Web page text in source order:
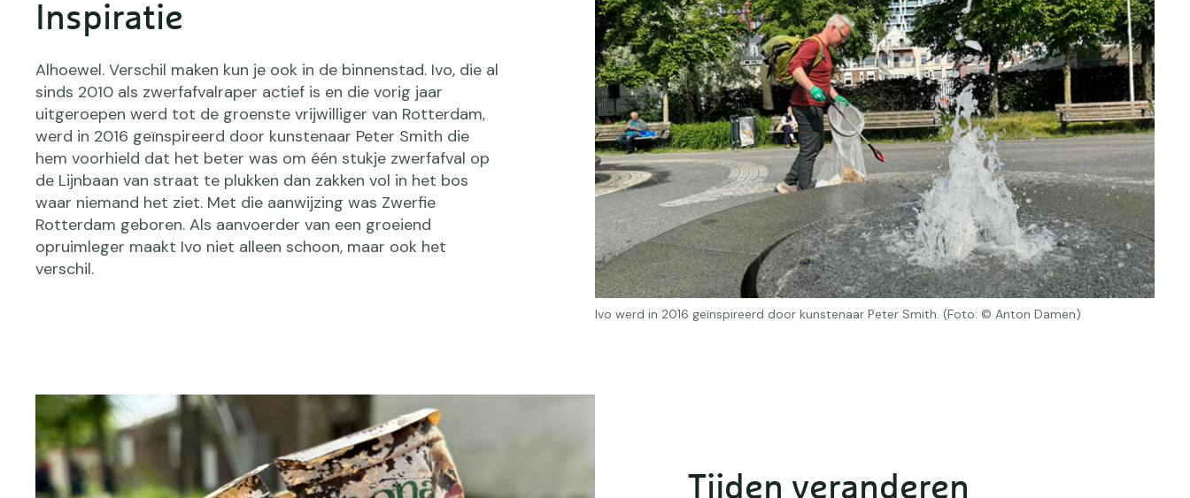
Inspiratie
Alhoewel. Verschil maken kun je ook in de binnenstad. Ivo, die al
sinds 2010 als zwerfafvalraper actief is en die vorig jaar
uitgeroepen werd tot de groenste vrijwilliger van Rotterdam,
werd in 2016 geïnspireerd door kunstenaar Peter Smith die
hem voorhield dat het beter was om één stukje zwerfafval op
de Lijnbaan van straat te plukken dan zakken vol in het bos
waar niemand het ziet. Met die aanwijzing was Zwerfie
Rotterdam geboren. Als aanvoerder van een groeiend
opruimleger maakt Ivo niet alleen schoon, maar ook het
verschil.
Ivo werd in 2016 geïnspireerd door kunstenaar Peter Smith. (Foto: © Anton Damen)
Tijden veranderen